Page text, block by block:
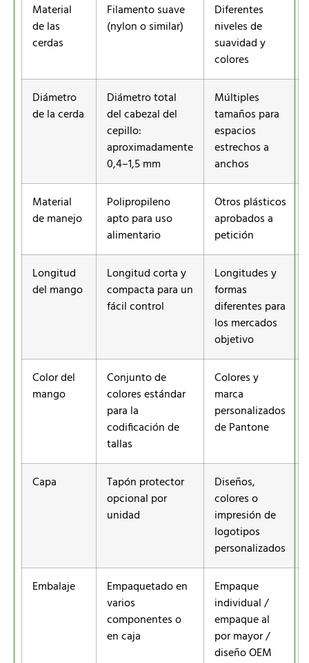
Material
de las
cerdas
Filamento suave
(nylon o similar)
Diferentes
niveles de
suavidad y
colores
Diámetro
de la cerda
Diámetro total
del cabezal del
cepillo:
aproximadamente
0,4–1,5 mm
Múltiples
tamaños para
espacios
estrechos a
anchos
Material
de manejo
Polipropileno
apto para uso
alimentario
Otros plásticos
aprobados a
petición
Longitud
del mango
Longitud corta y
compacta para un
fácil control
Longitudes y
formas
diferentes para
los mercados
objetivo
Color del
mango
Conjunto de
colores estándar
para la
codificación de
tallas
Colores y
marca
personalizados
de Pantone
Capa
Tapón protector
opcional por
unidad
Diseños,
colores o
impresión de
logotipos
personalizados
Embalaje
Empaquetado en
varios
componentes o
en caja
Empaque
individual /
empaque al
por mayor /
diseño OEM